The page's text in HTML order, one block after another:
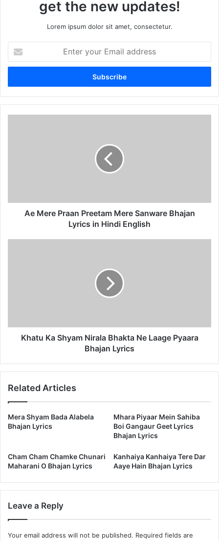
get the new updates!
Lorem ipsum dolor sit amet, consectetur.
your
Email
in
Ae Mere Praan Preetam Mere Sanware Bhajan
Lyrics in Hindi English
Bhajan
LyricsKhatu Ka Shyam Nirala Bhakta Ne Laage Pyaara
Bhajan Lyrics
Related Articles
Mera Shyam Bada Alabela
Bhajan Lyrics
Mhara Piyaar Mein Sahiba
Boi Gangaur Geet Lyrics
Bhajan Lyrics
Cham Cham Chamke Chunari
Maharani O Bhajan Lyrics
Kanhaiya Kanhaiya Tere Dar
Aaye Hain Bhajan Lyrics
Leave a Reply
Your email address will not be published. Required fields are